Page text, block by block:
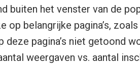
buiten het venster van de
belangrijke pagina’s, zoals
pagina’s niet getoond
weergaven vs. aantal